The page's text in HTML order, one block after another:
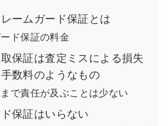
ームガード保証とは
ド保証の料金
保証は査定ミスによる損失
数料のようなもの
で責任が及ぶことは少ない
保証はいらない